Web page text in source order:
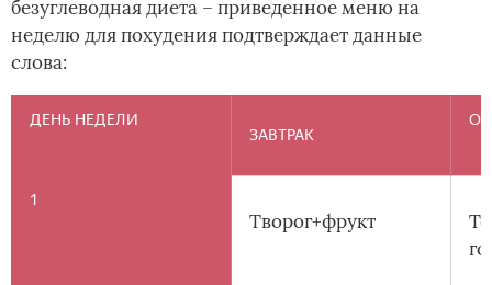
безуглеводная диета – приведенное меню на
неделю для похудения подтверждает данные
слова:
ДЕНЬ НЕДЕЛИ
ЗАВТРАК
1
Творог+фрукт